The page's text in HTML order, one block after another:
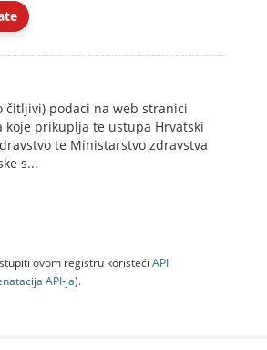
čitljivi) podaci na web stranici
koje prikuplja te ustupa Hrvatski
te Ministarstvo zdravstva
s...
ovom registru koristeći API
API-jа).